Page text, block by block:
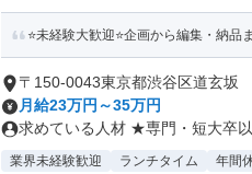
⭐未経験大歓迎⭐企画から編集・納
〒150-0043東京都渋谷区道玄坂
月給23万円～35万円
求めている人材 ★専門・短大卒
業界未経験歓迎 ランチタイム 年間